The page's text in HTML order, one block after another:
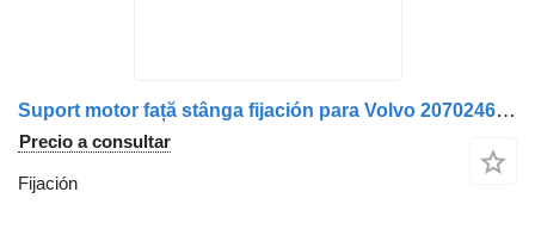
Suport motor față stânga fijación para Volvo 20702466, 5010615935 camión
Precio a consultar
Fijación